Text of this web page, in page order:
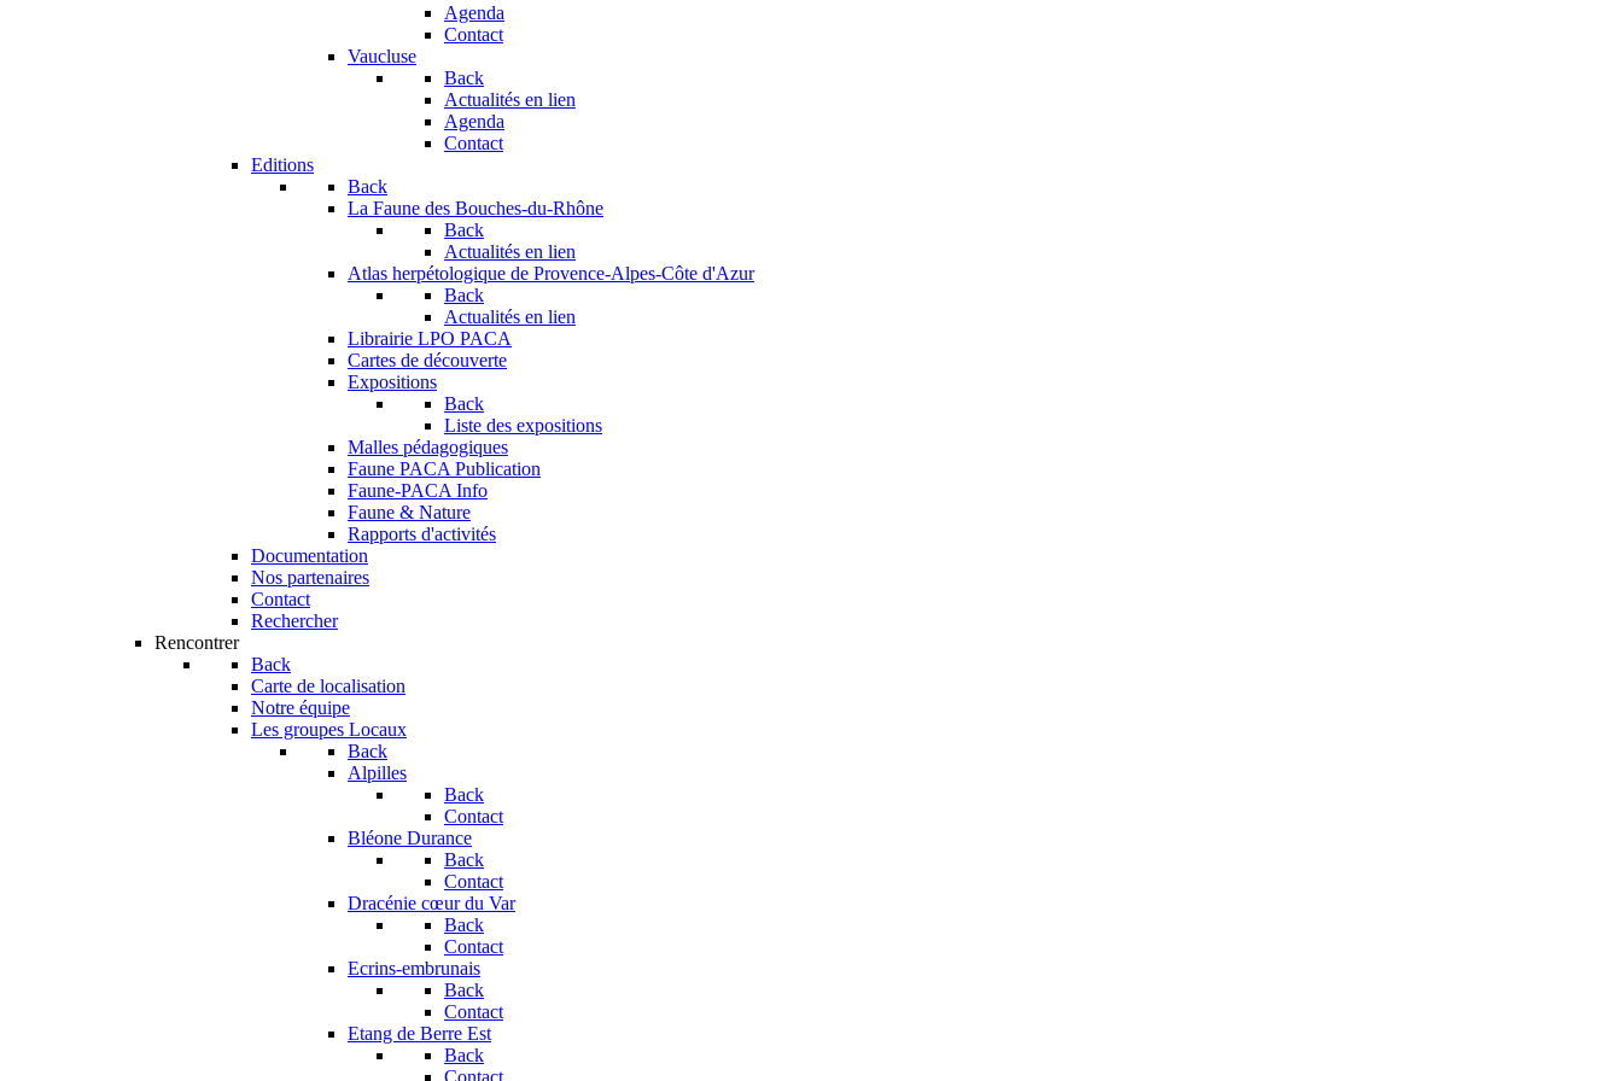
Agenda
Contact
Vaucluse
Back
Actualités en lien
Agenda
Contact
Editions
Back
La Faune des Bouches-du-Rhône
Back
Actualités en lien
Atlas herpétologique de Provence-Alpes-Côte d'Azur
Back
Actualités en lien
Librairie LPO PACA
Cartes de découverte
Expositions
Back
Liste des expositions
Malles pédagogiques
Faune PACA Publication
Faune-PACA Info
Faune & Nature
Rapports d'activités
Documentation
Nos partenaires
Contact
Rechercher
Rencontrer
Back
Carte de localisation
Notre équipe
Les groupes Locaux
Back
Alpilles
Back
Contact
Bléone Durance
Back
Contact
Dracénie cœur du Var
Back
Contact
Ecrins-embrunais
Back
Contact
Etang de Berre Est
Back
Contact